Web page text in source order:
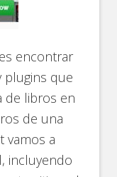
encontrar
plugins que
de libros en
de una
vamos a
incluyendo